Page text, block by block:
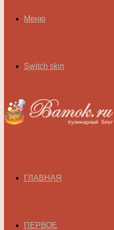
Меню
Switch skin
ГЛАВНАЯ
ПЕРВОЕ